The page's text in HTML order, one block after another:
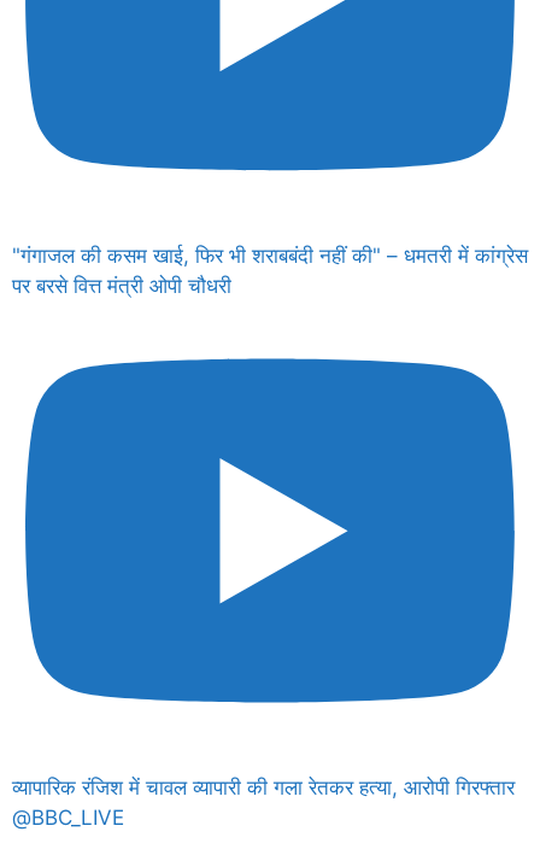
"गंगाजल की कसम खाई, फिर भी शराबबंदी नहीं की" – धमतरी में कांग्रेस
पर बरसे वित्त मंत्री ओपी चौधरी
व्यापारिक रंजिश में चावल व्यापारी की गला रेतकर हत्या, आरोपी गिरफ्तार
@BBC_LIVE